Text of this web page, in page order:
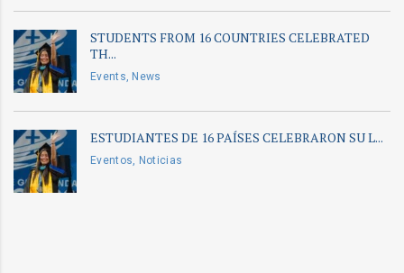
STUDENTS FROM 16 COUNTRIES CELEBRATED
TH...
Events, News
ESTUDIANTES DE 16 PAÍSES CELEBRARON SU L...
Eventos, Noticias